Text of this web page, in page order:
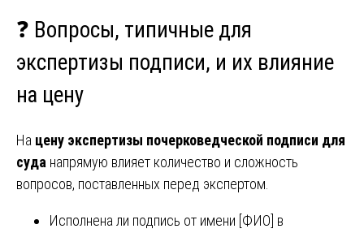
❓ Вопросы, типичные для
экспертизы подписи, и их влияние
на цену
На цену экспертизы почерковедческой подписи для
суда напрямую влияет количество и сложность
вопросов, поставленных перед экспертом.
Исполнена ли подпись от имени [ФИО] в